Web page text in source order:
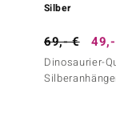
Silber
69,- €
Dinosaurier-